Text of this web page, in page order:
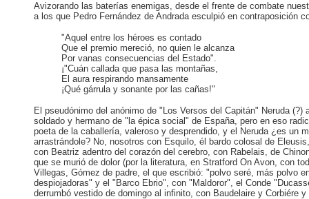
Avizorando las baterías enemigas, desde el frente de combate
a los que Pedro Fernández de Andrada esculpió en contraposición
"Aquel entre los héroes es contado
Que el premio mereció, no quien le alcanza
Por vanas consecuencias del Estado".
¡"Cuán callada que pasa las montañas,
El aura respirando mansamente
¡Qué gárrula y sonante por las cañas!"
El pseudónimo del anónimo de "Los Versos del Capitán" Neruda
soldado y hermano de "la épica social" de España, pero en eso
poeta de la caballería, valeroso y desprendido, y el Neruda ¿es un
arrastrándole? No, nosotros con Esquilo, él bardo colosal de
con Beatriz adentro del corazón del cerebro, con Rabelais, de
que se murió de dolor (por la literatura, en Stratford On Avon, con
Villegas, Gómez de padre, el que escribió: "polvo seré, más polvo
despiojadoras" y el "Barco Ebrio", con "Maldoror", el Conde
derrumbó vestido de domingo al infinito, con Baudelaire y Corbiére